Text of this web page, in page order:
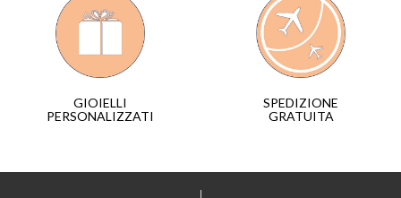
GIOIELLI
PERSONALIZZATI
SPEDIZIONE
GRATUITA